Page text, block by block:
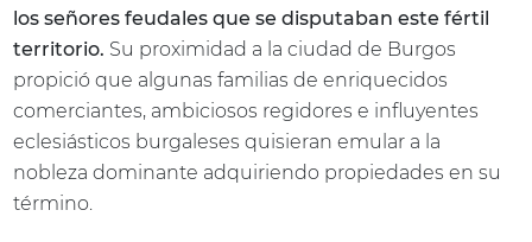
los señores feudales que se disputaban este fértil
territorio. Su proximidad a la ciudad de Burgos
propició que algunas familias de enriquecidos
comerciantes, ambiciosos regidores e influyentes
eclesiásticos burgaleses quisieran emular a la
nobleza dominante adquiriendo propiedades en su
término.